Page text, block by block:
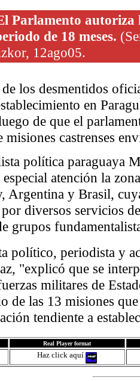
Parlamento autoriza
de 18 meses.
12ago05.
los desmentidos
en
de que el
misiones castrenses
política paraguaya
atención la
Argentina y Brasil,
por diversos servicios
grupos
político, periodista y
"explicó que se
militares de
de las 13 misiones
tendiente a
Real Player format
Haz click aquí